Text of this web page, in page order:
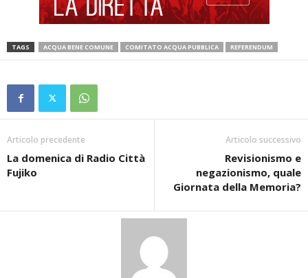
TAGS ACQUA BENE COMUNE COMITATO ACQUA PUBBLICA REFERENDUM
Articolo precedente
La domenica di Radio Città
Fujiko
Articolo successivo
Revisionismo e
negazionismo, quale
Giornata della Memoria?